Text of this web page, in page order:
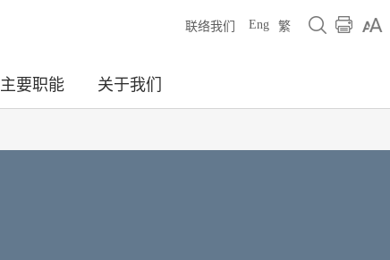
联络我们 Eng 繁
主要职能 关于我们